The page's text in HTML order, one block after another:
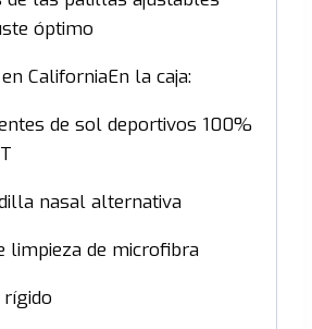
óptimo
CaliforniaEn la caja:
de sol deportivos 100%
nasal alternativa
limpieza de microfibra
rígido